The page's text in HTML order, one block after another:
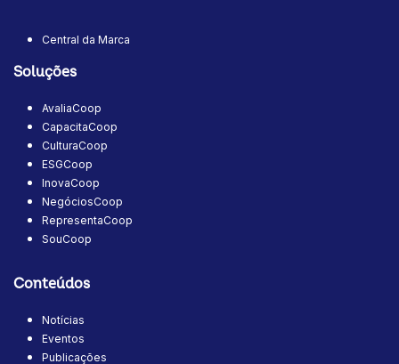
Central da Marca
Soluções
AvaliaCoop
CapacitaCoop
CulturaCoop
ESGCoop
InovaCoop
NegóciosCoop
RepresentaCoop
SouCoop
Conteúdos
Notícias
Eventos
Publicações